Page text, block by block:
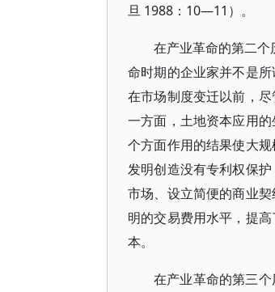
旦 1988：10—11）。
在产业革命的第二
命时期的企业家并不是
在市场制度变迁以前，
一方面，土地资本应用
个方面作用的结果使大
发明创造没有专利权保
市场、设立简便的商业
明的交易费用水平，提
本。
在产业革命的第三